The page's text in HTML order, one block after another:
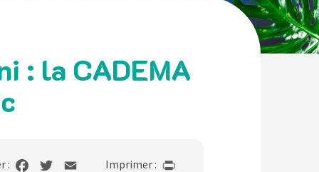
: la CADEMA
: Imprimer :